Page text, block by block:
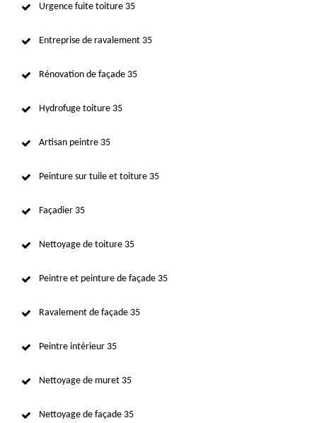
Urgence fuite toiture 35
Entreprise de ravalement 35
Rénovation de façade 35
Hydrofuge toiture 35
Artisan peintre 35
Peinture sur tuile et toiture 35
Façadier 35
Nettoyage de toiture 35
Peintre et peinture de façade 35
Ravalement de façade 35
Peintre intérieur 35
Nettoyage de muret 35
Nettoyage de façade 35